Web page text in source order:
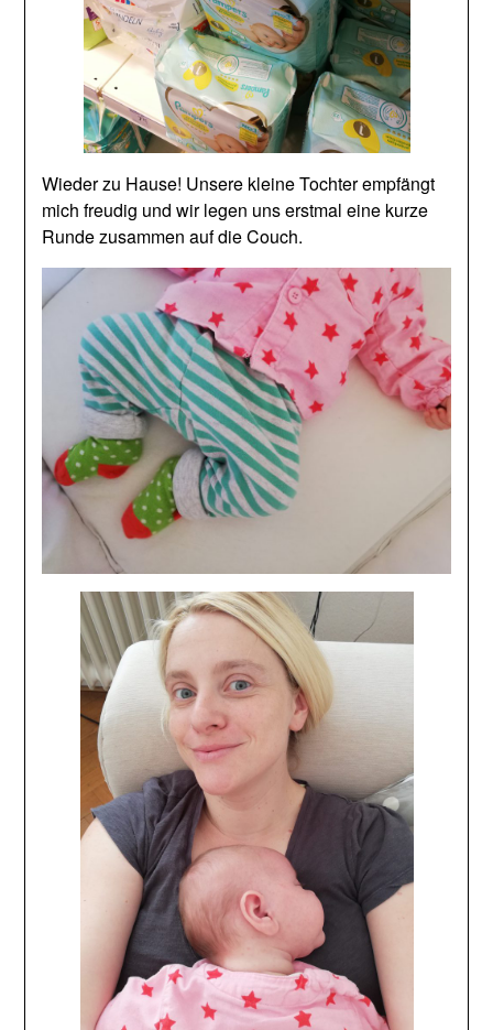
Wieder zu Hause! Unsere kleine Tochter empfängt
mich freudig und wir legen uns erstmal eine kurze
Runde zusammen auf die Couch.